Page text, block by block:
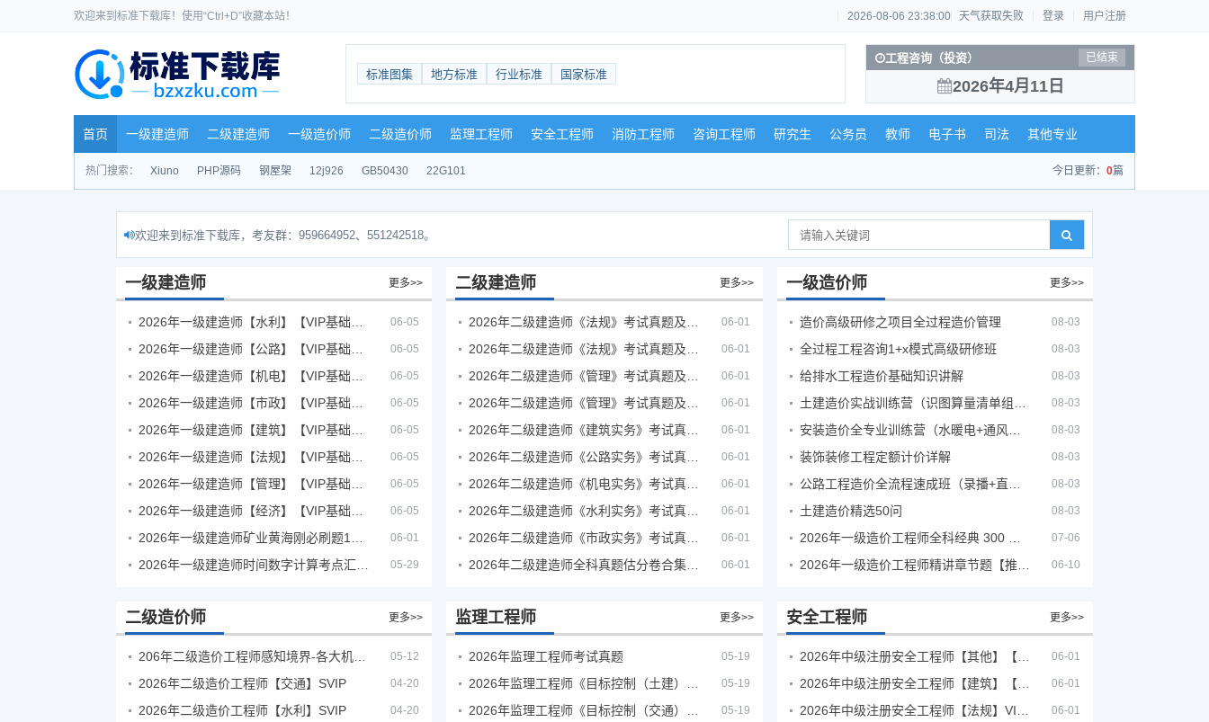
欢迎来到标准下载库！使用“Ctrl+D”收藏本站！ 2026-08-06 23:38:01 天气获取失败 登录 用户注册
标准图集 地方标准 行业标准 国家标准
工程咨询（投资） 已结束
2026年4月11日
首页 一级建造师 二级建造师 一级造价师 二级造价师 监理工程师 安全工程师 消防工程师 咨询工程师 研究生 公务员 教师 电子书 司法 其他专业
热门搜索： Xiuno PHP源码 钢屋架 12j926 GB50430 22G101 今日更新： 0篇
欢迎来到标准下载库，考友群：959664952、551242518。
一级建造师 更多>>
06-05
06-05
06-05
06-05
06-05
06-05
06-05
06-05
06-01
05-29
二级建造师 更多>>
06-01
06-01
06-01
06-01
06-01
06-01
06-01
06-01
06-01
06-01
一级造价师 更多>>
造价高级研修之项目全过程造价管理 08-03
全过程工程咨询1+x模式高级研修班 08-03
给排水工程造价基础知识讲解 08-03
08-03
08-03
装饰装修工程定额计价详解 08-03
08-03
土建造价精选50问 08-03
07-06
06-10
二级造价师 更多>>
05-12
2026年二级造价工程师【交通】SVIP 04-20
2026年二级造价工程师【水利】SVIP 04-20
监理工程师 更多>>
2026年监理工程师考试真题 05-19
05-19
05-19
安全工程师 更多>>
2026年中级注册安全工程师【其他】【VIP基础同步班】 06-01
2026年中级注册安全工程师【建筑】【VIP基础同步班】 06-01
06-01